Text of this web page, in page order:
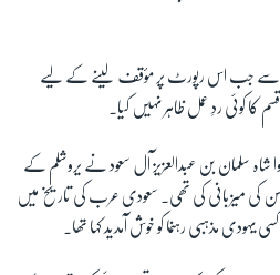
جب اس رپورٹ پر مؤقف لینے کے لیے
کا کوئی ردِ عمل ظاہر نہیں کیا۔
شاہ سلمان بن عبدالعزیز آل سعود
نے یروشلم کے
کی میزبانی کی تھی۔ سعودی عرب کی تاریخ میں
مذہبی رہنما کو خوش آمدید کہا تھا۔